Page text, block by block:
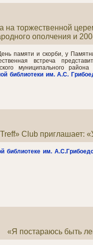
на торжественной
ополчения и
памяти и скорби, у
встреча
муниципального
библиотеки им. А.С.
Club приглашает:
библиотекеим.
«Я постараюсь быть